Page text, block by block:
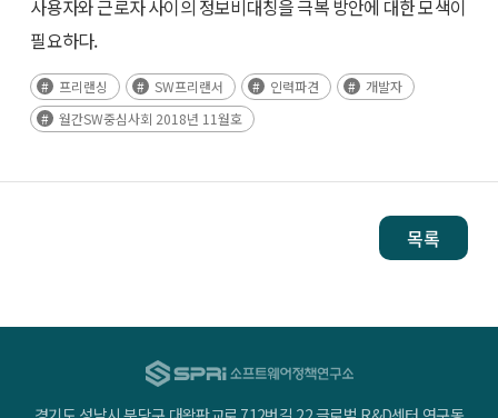
사용자와 근로자 사이의 정보비대칭을 극복 방안에 대한 모색이
필요하다.
프리랜싱 SW프리랜서 인력파견
개발자
월간SW중심사회 2018년 11월호
목록